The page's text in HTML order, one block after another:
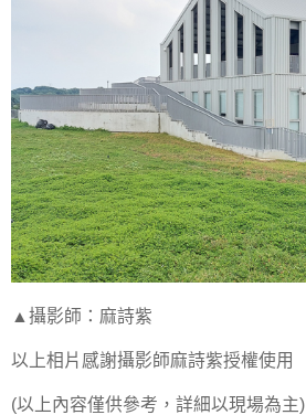
▲攝影師：麻詩紫
以上相片感謝攝影師麻詩紫授權使用
(以上內容僅供參考，詳細以現場為主)